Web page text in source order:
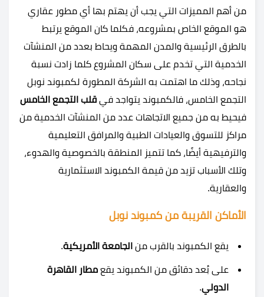
من أهم المميزات التي يجب أن يهتم بها أي مطور عقاري
هو الموقع الخاص بمشروعه، فكلما كان الموقع يرتبط
بالطرق الرئيسية والمدن المهمة ويحاط بعدد من المنشآت
الخدمية التي تخدم على سكان المشروع كلما زادت نسبة
نجاحه، وذلك ما اهتمت به الشركة المطورة لكمبوند نوبل
التجمع الخامس، فالكمبوند يتواجد في قلب التجمع الخامس
فيحيط به من جميع الاتجاهات عدد من المنشآت الخدمية من
مراكز للتسوق والعيادات الطبية والمرافق التعليمية
والترفيهية أيضًا، كما تتميز المنطقة بالخصوصية والهدوء،
وتلك الأسباب تزيد من قيمة الكمبوند الاستثمارية
والعقارية.
الأماكن القريبة من كمبوند نوبل
يقع الكمبوند بالقرب من الجامعة الأمريكية.
على بُعد دقائق من الكمبوند يقع مطار القاهرة
الدولي.